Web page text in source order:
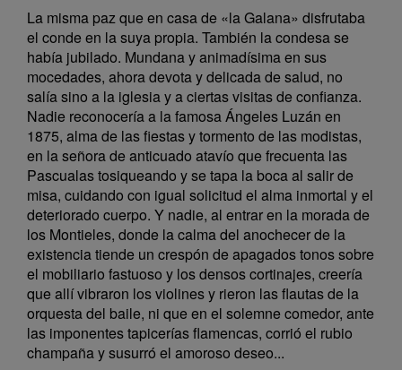
La misma paz que en casa de «la Galana» disfrutaba
el conde en la suya propia. También la condesa se
había jubilado. Mundana y animadísima en sus
mocedades, ahora devota y delicada de salud, no
salía sino a la iglesia y a ciertas visitas de confianza.
Nadie reconocería a la famosa Ángeles Luzán en
1875, alma de las fiestas y tormento de las modistas,
en la señora de anticuado atavío que frecuenta las
Pascualas tosiqueando y se tapa la boca al salir de
misa, cuidando con igual solicitud el alma inmortal y el
deteriorado cuerpo. Y nadie, al entrar en la morada de
los Montieles, donde la calma del anochecer de la
existencia tiende un crespón de apagados tonos sobre
el mobiliario fastuoso y los densos cortinajes, creería
que allí vibraron los violines y rieron las flautas de la
orquesta del baile, ni que en el solemne comedor, ante
las imponentes tapicerías flamencas, corrió el rubio
champaña y susurró el amoroso deseo...